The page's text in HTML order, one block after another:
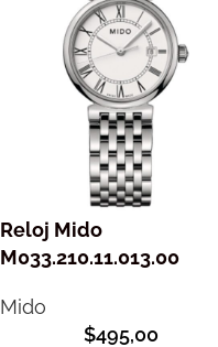
Reloj Mido
M033.210.11.013.00
Mido
$495,00